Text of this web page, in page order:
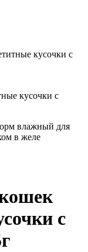
кусочки с
влажный для
в желе
с